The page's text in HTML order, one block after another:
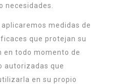
necesidades.
aplicaremos medidas de
que protejan su
en todo momento de
autorizadas que
en su propio